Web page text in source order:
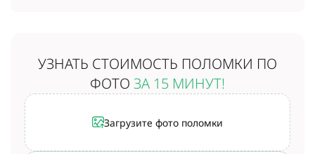
УЗНАТЬ СТОИМОСТЬ ПОЛОМКИ ПО
ФОТО ЗА 15 МИНУТ!
Загрузите фото поломки